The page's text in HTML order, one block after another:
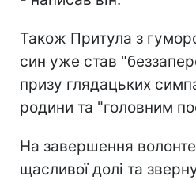
Також Притула з
син уже став
призу глядацьких
родини та "головним
На завершення
щасливої долі та